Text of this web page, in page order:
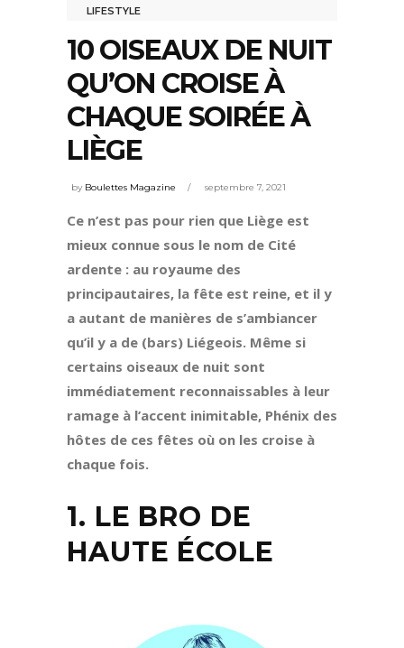
LIFESTYLE
10 OISEAUX DE NUIT
QU’ON CROISE À
CHAQUE SOIRÉE À
LIÈGE
by Boulettes Magazine septembre 7, 2021
Ce n’est pas pour rien que Liège est
mieux connue sous le nom de Cité
ardente : au royaume des
principautaires, la fête est reine, et il y
a autant de manières de s’ambiancer
qu’il y a de (bars) Liégeois. Même si
certains oiseaux de nuit sont
immédiatement reconnaissables à leur
ramage à l’accent inimitable, Phénix des
hôtes de ces fêtes où on les croise à
chaque fois.
1. LE BRO DE
HAUTE ÉCOLE